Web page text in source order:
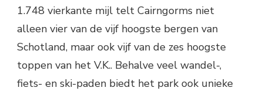
1.748 vierkante mijl telt Cairngorms niet
alleen vier van de vijf hoogste bergen van
Schotland, maar ook vijf van de zes hoogste
toppen van het V.K.. Behalve veel wandel-,
fiets- en ski-paden biedt het park ook unieke